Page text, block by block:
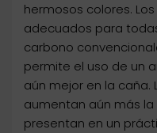
hermosos colores.
adecuados para
carbono
permite el uso de un
aún mejor en la caña.
aumentan aún más la
presentan en un